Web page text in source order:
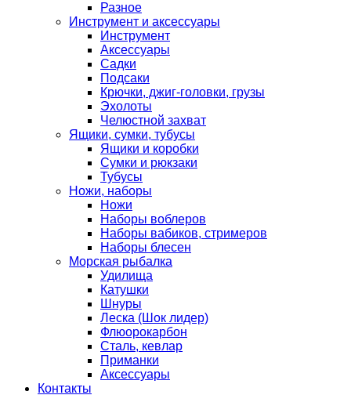
Разное
Инструмент и аксессуары
Инструмент
Аксессуары
Садки
Подсаки
Крючки, джиг-головки, грузы
Эхолоты
Челюстной захват
Ящики, сумки, тубусы
Ящики и коробки
Сумки и рюкзаки
Тубусы
Ножи, наборы
Ножи
Наборы воблеров
Наборы вабиков, стримеров
Наборы блесен
Морская рыбалка
Удилища
Катушки
Шнуры
Леска (Шок лидер)
Флюорокарбон
Сталь, кевлар
Приманки
Аксессуары
Контакты